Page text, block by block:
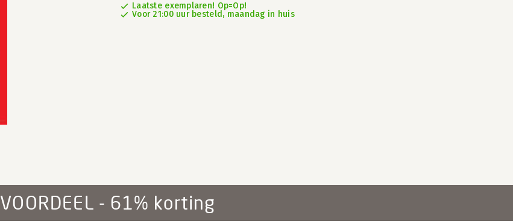
Laatste exemplaren! Op=Op!
Voor 21:00 uur besteld, maandag in huis
VOORDEEL - 61% korting